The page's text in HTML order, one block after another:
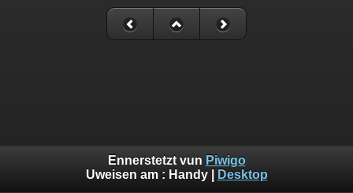
Ennerstetzt vun Piwigo
Uweisen am : Handy| Desktop